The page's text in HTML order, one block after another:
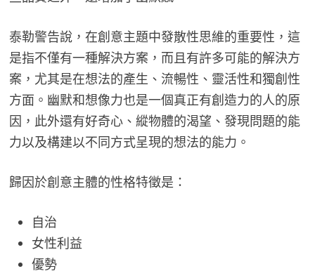
泰勒警告說，在創意主題中發散性思維的重要性，這
是指不僅有一種解決方案，而且有許多可能的解決方
案，尤其是在想法的產生、流暢性、靈活性和獨創性
方面。幽默和想像力也是一個真正有創造力的人的原
因，此外還有好奇心、縱物體的渴望、發現問題的能
力以及構建以不同方式呈現的想法的能力。
歸因於創意主體的性格特徵是：
自治
女性利益
優勢